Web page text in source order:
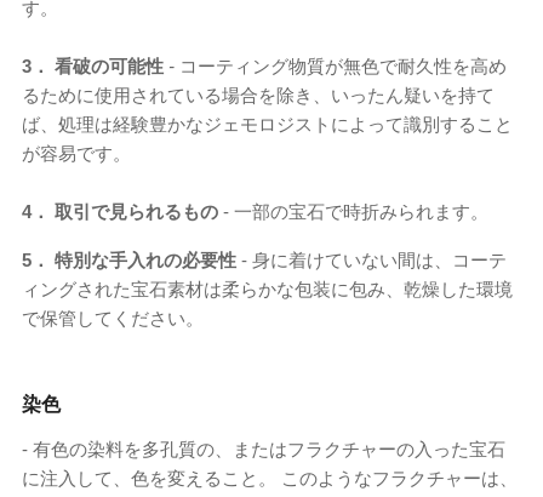
す。
3． 看破の可能性 - コーティング物質が無色で耐久性を高め
るために使用されている場合を除き、いったん疑いを持て
ば、処理は経験豊かなジェモロジストによって識別すること
が容易です。
4． 取引で見られるもの - 一部の宝石で時折みられます。
5． 特別な手入れの必要性 - 身に着けていない間は、コーテ
ィングされた宝石素材は柔らかな包装に包み、乾燥した環境
で保管してください。
染色
- 有色の染料を多孔質の、またはフラクチャーの入った宝石
に注入して、色を変えること。 このようなフラクチャーは、